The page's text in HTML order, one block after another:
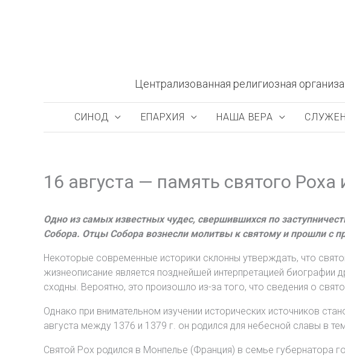
Централизованная религиозная
СИНОД ЕПАРХИЯ НАША ВЕРА
16 августа — память святого
Одно из самых известных чудес, свершившихся по
Собора. Отцы Собора вознесли молитвы к святому и прошли с
Некоторые современные историки склонны утверждать, что
жизнеописание является позднейшей интерпретацией
сходны. Вероятно, это произошло из-за того, что сведения о
Однако при внимательном изучении исторических источников
августа между 1376 и 1379 г. он родился для небесной славы в
Святой Рох родился в Монпелье (Франция) в семье губернатора